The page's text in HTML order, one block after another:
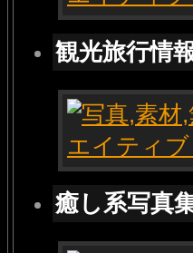
観光旅行情
癒し系写真